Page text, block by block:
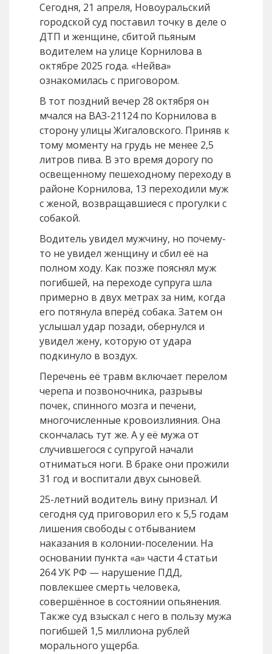
Сегодня, 21 апреля, Новоуральский
городской суд поставил точку в деле о
ДТП и женщине, сбитой пьяным
водителем на улице Корнилова в
октябре 2025 года. «Нейва»
ознакомилась с приговором.
В тот поздний вечер 28 октября он
мчался на ВАЗ-21124 по Корнилова в
сторону улицы Жигаловского. Приняв к
тому моменту на грудь не менее 2,5
литров пива. В это время дорогу по
освещенному пешеходному переходу в
районе Корнилова, 13 переходили муж
с женой, возвращавшиеся с прогулки с
собакой.
Водитель увидел мужчину, но почему-
то не увидел женщину и сбил её на
полном ходу. Как позже пояснял муж
погибшей, на переходе супруга шла
примерно в двух метрах за ним, когда
его потянула вперёд собака. Затем он
услышал удар позади, обернулся и
увидел жену, которую от удара
подкинуло в воздух.
Перечень её травм включает перелом
черепа и позвоночника, разрывы
почек, спинного мозга и печени,
многочисленные кровоизлияния. Она
скончалась тут же. А у её мужа от
случившегося с супругой начали
отниматься ноги. В браке они прожили
31 год и воспитали двух сыновей.
25-летний водитель вину признал. И
сегодня суд приговорил его к 5,5 годам
лишения свободы с отбыванием
наказания в колонии-поселении. На
основании пункта «а» части 4 статьи
264 УК РФ — нарушение ПДД,
повлекшее смерть человека,
совершённое в состоянии опьянения.
Также суд взыскал с него в пользу мужа
погибшей 1,5 миллиона рублей
морального ущерба.